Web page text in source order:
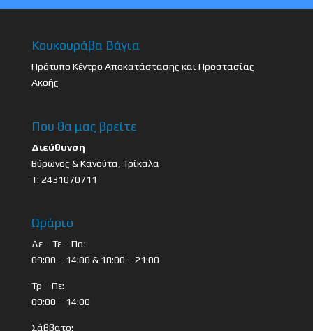
Κουκουράβα Βάγια
Πρότυπο Κέντρο Αποκατάστασης και Προστασίας
Ακοής
Που θα μας βρείτε
Διεύθυνση
Βύρωνος & Κανούτα, Τρίκαλα
Τ: 2431070711
Ωράριο
Δε – Τε – Πα:
09:00 – 14:00 & 18:00 – 21:00
Τρ – Πε:
09:00 – 14:00
Σάββατο: